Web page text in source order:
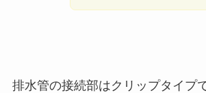
排水管の接続部はクリップタイプ